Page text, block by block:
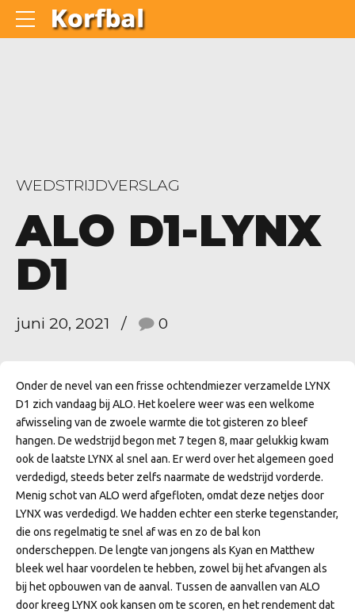
WEDSTRIJDVERSLAG
ALO D1-LYNX
D1
juni 20, 2021 0
Onder de nevel van een frisse ochtendmiezer verzamelde LYNX
D1 zich vandaag bij ALO. Het koelere weer was een welkome
afwisseling van de zwoele warmte die tot gisteren zo bleef
hangen. De wedstrijd begon met 7 tegen 8, maar gelukkig kwam
ook de laatste LYNX al snel aan. Er werd over het algemeen goed
verdedigd, steeds beter zelfs naarmate de wedstrijd vorderde.
Menig schot van ALO werd afgefloten, omdat deze netjes door
LYNX was verdedigd. We hadden echter een sterke tegenstander,
die ons regelmatig te snel af was en zo de bal kon
onderscheppen. De lengte van jongens als Kyan en Matthew
bleek wel haar voordelen te hebben, zowel bij het afvangen als
bij het opbouwen van de aanval. Tussen de aanvallen van ALO
door kreeg LYNX ook kansen om te scoren, en het rendement dat